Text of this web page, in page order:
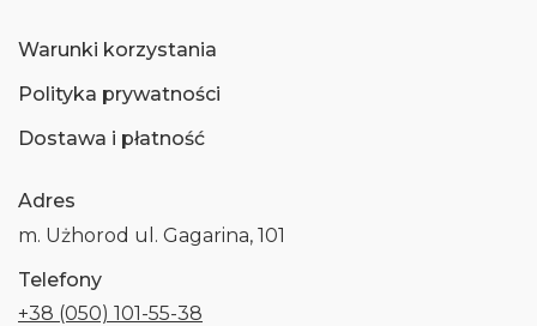
Warunki korzystania
Polityka prywatności
Dostawa i płatność
Adres
m. Użhorod ul. Gagarina, 101
Telefony
+38 (050) 101-55-38